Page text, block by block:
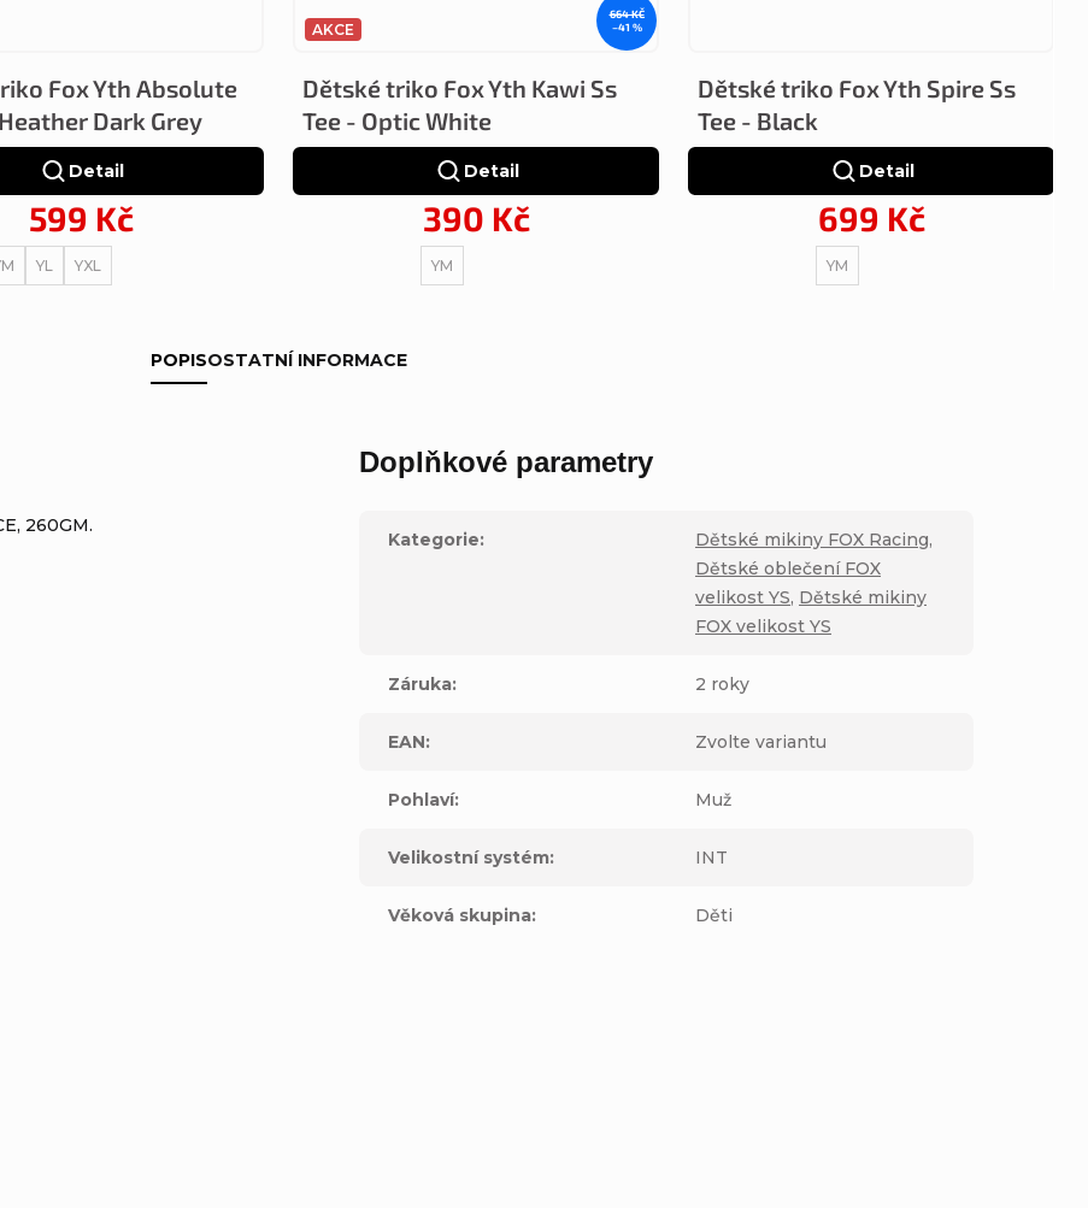
Fox Yth Absolute
Dark Grey
599 Kč
Detail
YL YXL
AKCE
664 KČ
–41 %
Dětské triko Fox Yth Kawi Ss
Tee - Optic White
390 Kč
Detail
YM
Dětské triko Fox Yth Spire Ss
Tee - Black
699 Kč
Detail
YM
POPISOSTATNÍ INFORMACE
260GM.
Doplňkové parametry
Kategorie: Dětské mikiny FOX Racing,
Dětské oblečení FOX
velikost YS, Dětské mikiny
FOX velikost YS
Záruka: 2 roky
EAN: Zvolte variantu
Pohlaví: Muž
Velikostní systém: INT
Věková skupina: Děti